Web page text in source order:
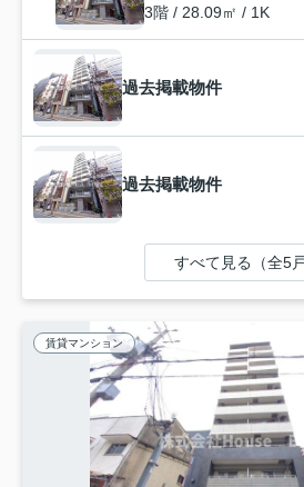
3階 / 28.09㎡ / 1K
過去掲載物件
過去掲載物件
すべて見る（全5戸
賃貸マンション